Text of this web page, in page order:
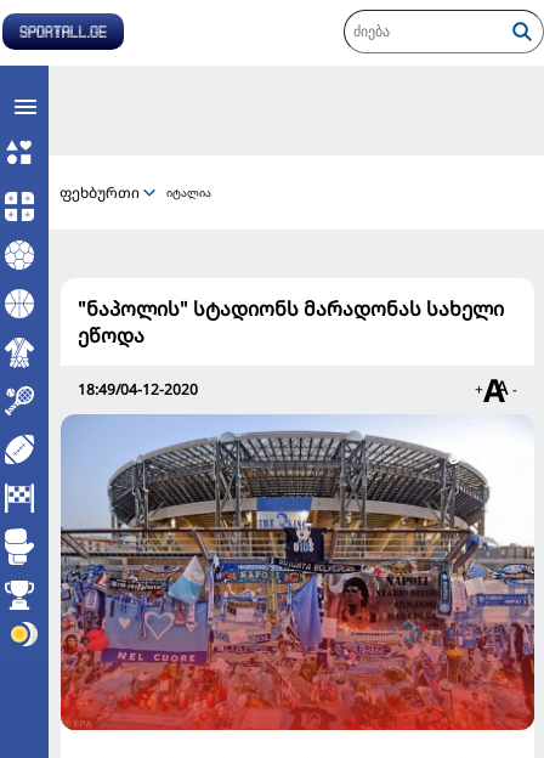
ფეხბურთი იტალია
"ნაპოლის" სტადიონს მარადონას სახელი
ეწოდა
18:49/04-12-2020 + -